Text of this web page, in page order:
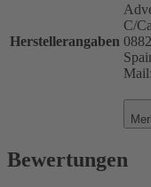
Herstellerangaben
C/
Bewertungen